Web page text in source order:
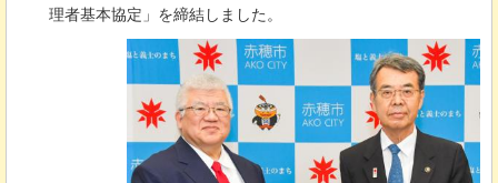
理者基本協定」を締結しました。